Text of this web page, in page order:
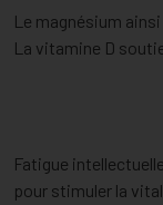
Le magnésium
La vitamine D
Fatigue
pour stimuler la